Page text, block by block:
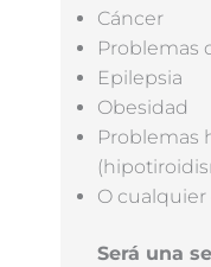
Cáncer
Problemas
Epilepsia
Obesidad
Problemas
O
Será una